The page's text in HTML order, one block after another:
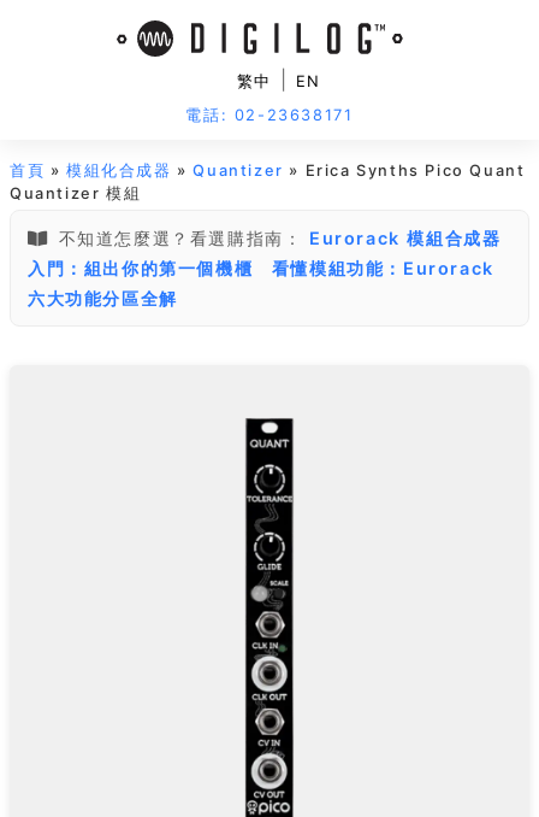
繁中
EN
電話: 02-23638171
首頁 »模組化合成器 »Quantizer » Erica Synths Pico Quant
Quantizer 模組
不知道怎麼選？看選購指南：
Eurorack 模組合成器
入門：組出你的第一個機櫃
看懂模組功能：Eurorack
六大功能分區全解